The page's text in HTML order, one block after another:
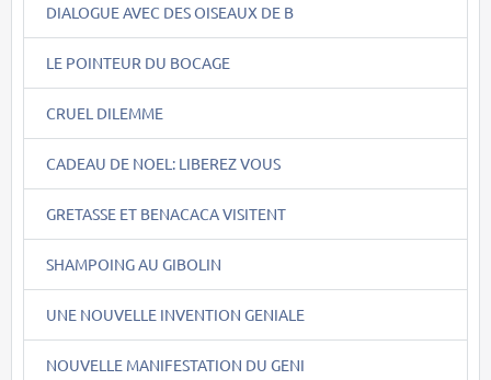
DIALOGUE AVEC DES OISEAUX DE B
LE POINTEUR DU BOCAGE
CRUEL DILEMME
CADEAU DE NOEL: LIBEREZ VOUS
GRETASSE ET BENACACA VISITENT
SHAMPOING AU GIBOLIN
UNE NOUVELLE INVENTION GENIALE
NOUVELLE MANIFESTATION DU GENI